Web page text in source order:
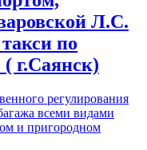
Л.С.
по
г.Саянск)
регулирования
всеми видами
и пригородном